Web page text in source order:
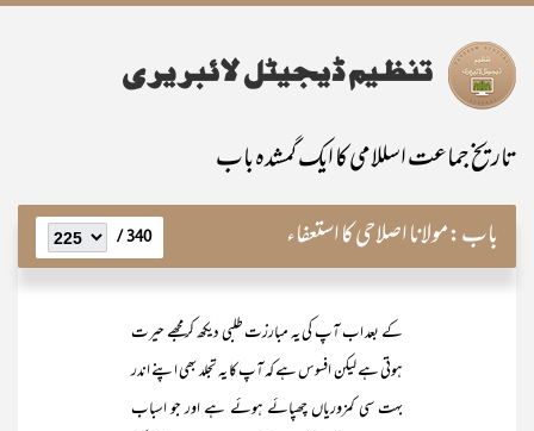
تاریخ جماعت اسللامی کا ایک گمشدہ باب
باب:مولانا اصلاحی کا استعفاء 340 /
کے بعد اب آپ کی یہ مبارزت طلبی دیکھ کر مجھے حیرت
ہوتی ہے لیکن افسوس ہے کہ آپ کا یہ تجلد بھی اپنے اندر
بہت سی کمزوریاں چھپائے ہوئے ہے اور جو اسباب